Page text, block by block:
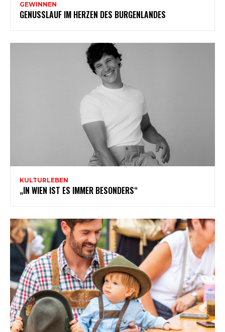
GEWINNEN
GENUSSLAUF IM HERZEN DES BURGENLANDES
KULTURLEBEN
„IN WIEN IST ES IMMER BESONDERS“